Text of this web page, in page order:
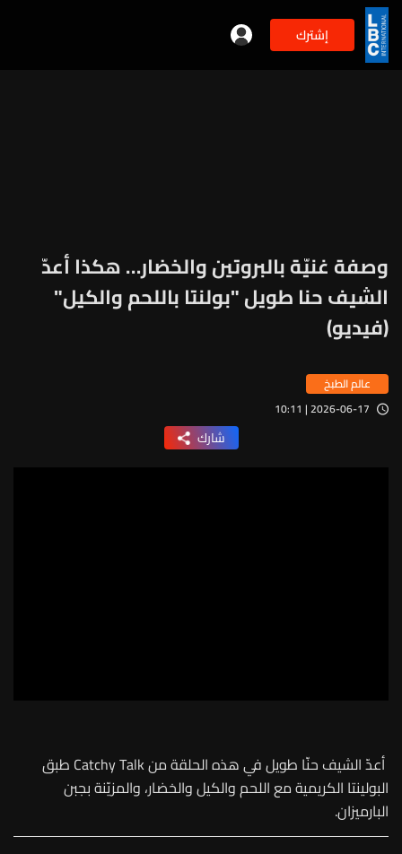
إشترك
وصفة غنيّة بالبروتين والخضار… هكذا أعدّ
الشيف حنا طويل "بولنتا باللحم والكيل"
(فيديو)
عالم الطبخ
2026-06-17 | 10:11
شارك
أعدّ الشيف حنّا طويل في هذه الحلقة من Catchy Talk طبق
البولينتا الكريمية مع اللحم والكيل والخضار، والمزيّنة بجبن
البارميزان.